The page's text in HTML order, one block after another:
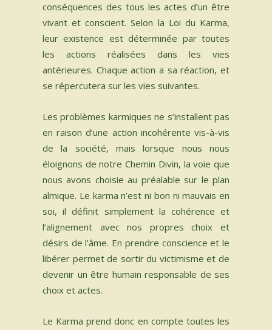
INSTRUMENTS SACRÉS
MON BLOG
ACTUALITÉ
ME CONTACTER
MON COMPTE
MON PANIER
Spanish
0 Article
conséquences des tous les actes d’un être
vivant et conscient. Selon la Loi du Karma,
leur existence est déterminée par toutes
les actions réalisées dans les vies
antérieures. Chaque action a sa réaction, et
se répercutera sur les vies suivantes.​
Les problèmes karmiques ne s’installent pas
en raison d’une action incohérente vis-à-vis
de la société, mais lorsque nous nous
éloignons de notre Chemin Divin, la voie que
nous avons choisie au préalable sur le plan
almique. Le karma n’est ni bon ni mauvais en
soi, il définit simplement la cohérence et
l’alignement avec nos propres choix et
désirs de l’âme. En prendre conscience et le
libérer permet de sortir du victimisme et de
devenir un être humain responsable de ses
choix et actes.​
Le Karma prend donc en compte toutes les